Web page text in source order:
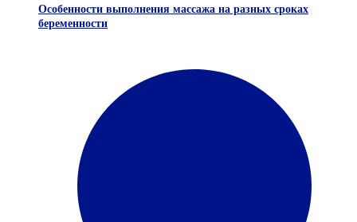
Особенности выполнения массажа на разных сроках
беременности